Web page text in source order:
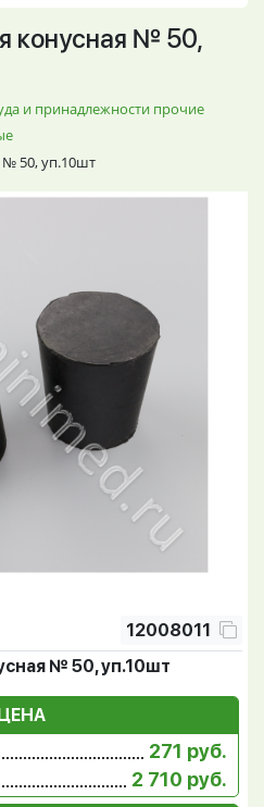
конусная № 50,
и принадлежности прочие
№ 50, уп.10шт
12008011
№ 50, уп.10шт
ЦЕНА
271 руб.
2 710 руб.